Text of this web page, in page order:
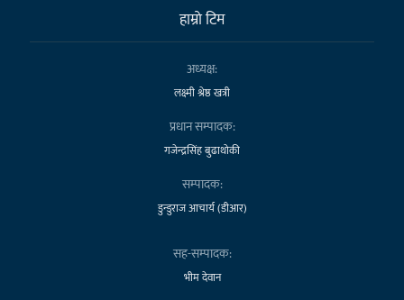
हाम्राे टिम
अध्यक्ष:
लक्ष्मी श्रेष्ठ खत्री
प्रधान सम्पादक:
गजेन्द्रसिंह बुढाथोकी
सम्पादक:
डुन्डुराज आचार्य (डीआर)
सह-सम्पादक:
भीम देवान